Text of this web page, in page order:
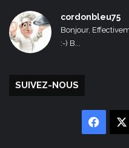
cordonbleu75
Bonjour,
:-) B...
SUIVEZ-NOUS